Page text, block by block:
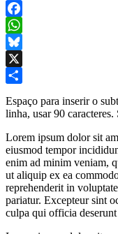
Facebook
WhatsApp
Bluesky
X
Espaço para inserir o
linha, usar 90 caracteres.
Lorem ipsum dolor sit
eiusmod tempor
enim ad minim veniam,
ut aliquip ex ea
reprehenderit in
pariatur. Excepteur sint
culpa qui officia